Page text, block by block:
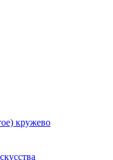
кружево